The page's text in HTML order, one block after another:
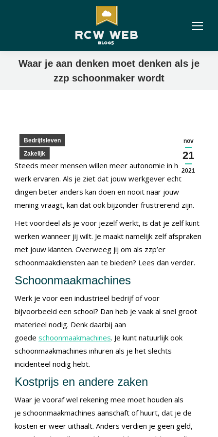
Waar je aan denken moet denken als je
zzp schoonmaker wordt
nov
21
2021
Bedrijfsleven
Zakelijk
Steeds meer mensen willen meer autonomie in hun
werk ervaren. Als je ziet dat jouw werkgever echt
dingen beter anders kan doen en nooit naar jouw
mening vraagt, kan dat ook bijzonder frustrerend zijn.
Het voordeel als je voor jezelf werkt, is dat je zelf kunt
werken wanneer jij wilt. Je maakt namelijk zelf afspraken
met jouw klanten. Overweeg jij om als zzp’er
schoonmaakdiensten aan te bieden? Lees dan verder.
Schoonmaakmachines
Werk je voor een industrieel bedrijf of voor
bijvoorbeeld een school? Dan heb je vaak al snel groot
materieel nodig. Denk daarbij aan
goede schoonmaakmachines. Je kunt natuurlijk ook
schoonmaakmachines inhuren als je het slechts
incidenteel nodig hebt.
Kostprijs en andere zaken
Waar je vooraf wel rekening mee moet houden als
je schoonmaakmachines aanschaft of huurt, dat je de
kosten er weer uithaalt. Anders verdien je geen geld,